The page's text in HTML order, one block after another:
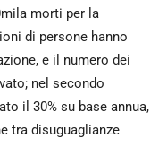
morti per la
di persone hanno
e il numero dei
nel secondo
il 30% su base annua,
tra disuguaglianze